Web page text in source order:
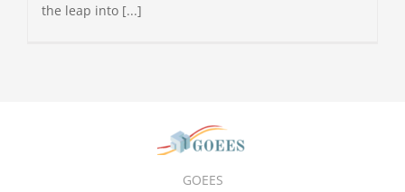
the leap into [...]
GOEES